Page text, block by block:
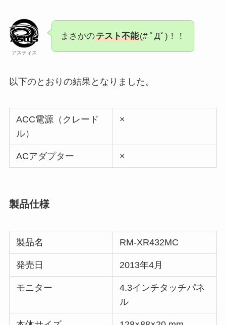
アスティス
まさかのテスト不能(# ﾟДﾟ)！！
以下のとおりの結果となりました。
ACC電源（クレード
ル）
×
ACアダプター ×
製品仕様
製品名 RM-XR432MC
発売日 2013年4月
モニター
4.3インチタッチパネ
ル